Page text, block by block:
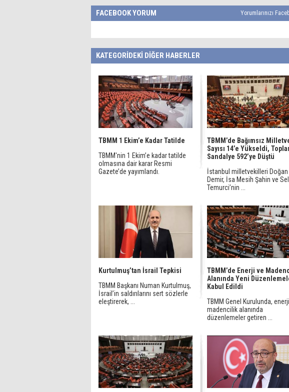
FACEBOOK YORUM Yorumlarınızı
KATEGORİDEKİ DİĞER HABERLER
TBMM 1 Ekim’e Kadar Tatilde
TBMM'nin 1 Ekim’e kadar tatilde
olmasına dair karar Resmi
Gazete’de yayımlandı.
TBMM’de Bağımsız
Sayısı 14’e Yükseldi,
Sandalye 592’ye Düştü
İstanbul milletvekilleri Doğan
Demir, İsa Mesih Şahin ve
Temurci’nin ...
Kurtulmuş’tan İsrail Tepkisi
TBMM Başkanı Numan Kurtulmuş,
İsrail’in saldırılarını sert sözlerle
eleştirerek, ...
TBMM’de Enerji ve
Alanında Yeni
Kabul Edildi
TBMM Genel Kurulunda,
madencilik alanında
düzenlemeler getiren ...